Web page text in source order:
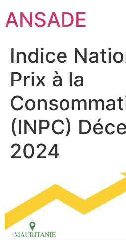
ANSADE
Indice
Prix à la
(INPC)
2024